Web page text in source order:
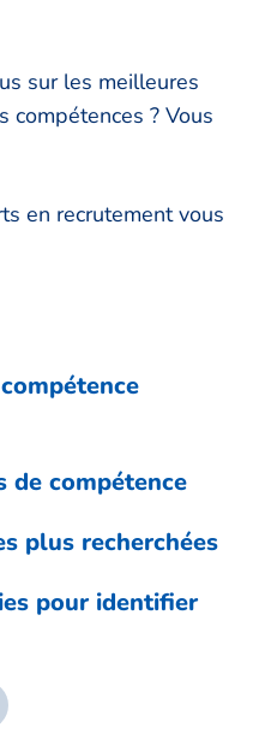
sur les meilleures
compétences ? Vous
en recrutement vous
de compétence
plus recherchées
pour identifier